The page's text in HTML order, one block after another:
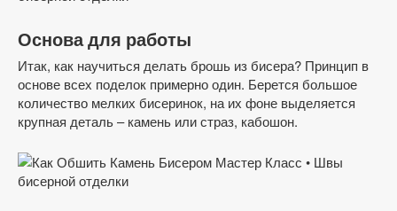
Основа для работы
Итак, как научиться делать брошь из бисера? Принцип в
основе всех поделок примерно один. Берется большое
количество мелких бисеринок, на их фоне выделяется
крупная деталь – камень или страз, кабошон.